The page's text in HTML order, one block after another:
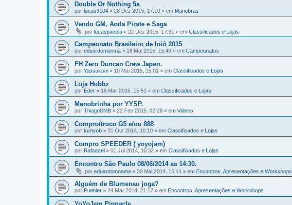
Double Or Nothing 5a
por lucas3104 » 28 Dez 2015, 17:10 » em Manobras
Vendo GM, Aoda Pirate e Saga
por lucaspacola » 22 Dez 2015, 17:31 » em Classificados e Lojas
Campeonato Brasileiro de Ioiô 2015
por eduardomonma » 18 Mai 2015, 15:49 » em Campeonatos
FH Zero Duncan Crew Japan.
por Yassukuni » 10 Mai 2015, 15:01 » em Classificados e Lojas
Loja Hobbz
por Éder » 18 Mar 2015, 15:51 » em Classificados e Lojas
Manobrinha por YYSP.
por ThiagoSMB » 22 Fev 2015, 02:28 » em Videos
Compro/troco G5 e/ou 888
por kurtyob » 31 Out 2014, 10:10 » em Classificados e Lojas
Compro SPEEDER ( yoyojam)
por Rafaaael » 01 Jul 2014, 10:32 » em Classificados e Lojas
Encontro São Paulo 08/06/2014 as 14:30.
por eduardomonma » 30 Mai 2014, 15:44 » em Encontros, Apresentações e Workshops
Alguém de Blumenau joga?
por Puehler » 24 Mar 2014, 21:17 » em Encontros, Apresentações e Workshops